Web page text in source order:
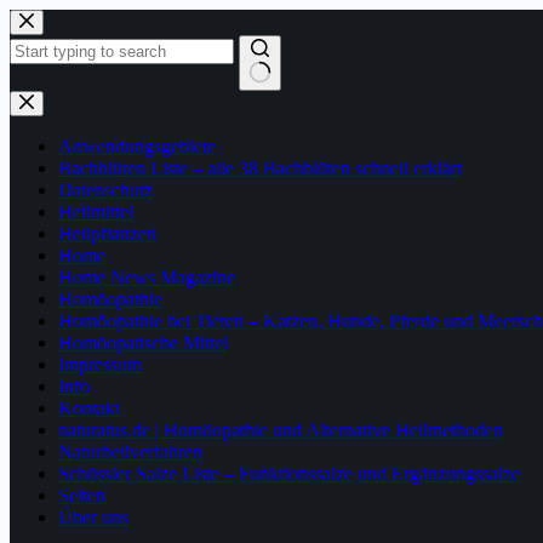
Zum
Inhalt
springen
Keine
Ergebnisse
Anwendungsgebiete
Bachblüten Liste – alle 38 Bachblüten schnell erklärt
Datenschutz
Heilmittel
Heilpflanzen
Home
Home News Magazine
Homöopathie
Homöopathie bei Tieren – Katzen, Hunde, Pferde und
Homöopatische Mittel
Impressum
Info
Kontakt
naturatus.de | Homöopathie und Alternative Heilmethoden
Naturheilverfahren
Schüssler Salze Liste – Funktionssalze und Ergänzungssalze
Seiten
Über uns